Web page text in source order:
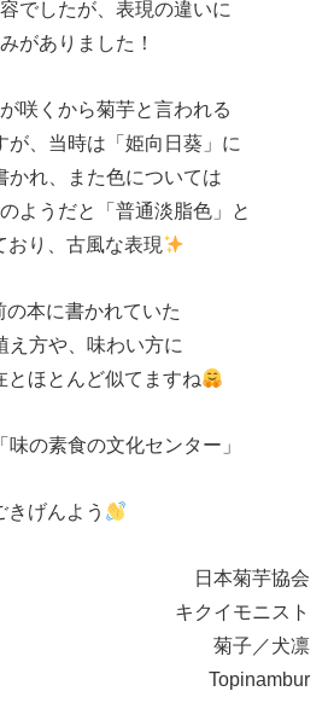
でしたが、表現の違いに
がありました！
咲くから菊芋と言われる
が、当時は「姫向日葵」に
かれ、また色については
ようだと「普通淡脂色」と
おり、古風な表現
の本に書かれていた
え方や、味わい方に
とほとんど似てますね
の素食の文化センター」
きげんよう
日本菊芋協会
キクイモニスト
菊子／犬凛
Topinambur